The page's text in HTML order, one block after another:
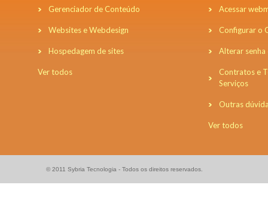
Gerenciador de Conteúdo
Websites e Webdesign
Hospedagem de sites
Ver todos
Acessar
Configurar o
Alterar senha
Contratos e
Serviços
Outras
Ver todos
© 2011 Sybria Tecnologia - Todos os direitos reservados.